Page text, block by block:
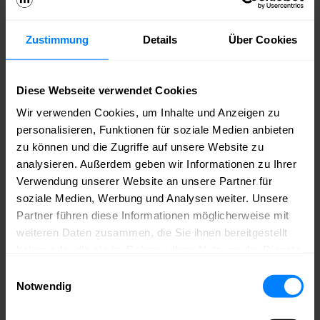
Zustimmung Details Über Cookies
Diese Webseite verwendet Cookies
Wir verwenden Cookies, um Inhalte und Anzeigen zu
personalisieren, Funktionen für soziale Medien anbieten
zu können und die Zugriffe auf unsere Website zu
analysieren. Außerdem geben wir Informationen zu Ihrer
Verwendung unserer Website an unsere Partner für
soziale Medien, Werbung und Analysen weiter. Unsere
Partner führen diese Informationen möglicherweise mit
weiteren Daten zusammen, die Sie ihnen bereitgestellt
Notwendig
Handlungsempfehlungen. Wir freuen uns auf eine rege Diskussion
NORDEMANN
Dr. Stanislaus
Jaworski berät als
Experte für
urheberrechtliche
Haftung in- und
ausländische
Medienunternehmen
und Verbände von
Rechteinhabern. Für
Produktionsunternehmen ist er zudem in urhebervertragsrechtlichen